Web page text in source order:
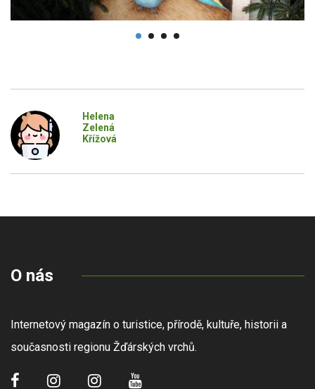
Helena
Zelená
Křížová
O nás
Internetový magazín o turistice, přírodě, kultuře, historii a
současnosti regionu Žďárských vrchů.